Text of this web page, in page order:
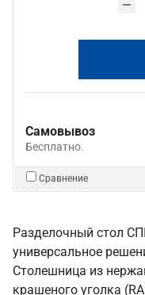
Самовывоз
Бесплатно.
Сравнение
Разделочный стол
универсальное
Столешница из
крашеного уголка